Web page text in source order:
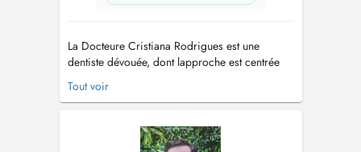
La Docteure Cristiana Rodrigues est une
dentiste dévouée, dont lapproche est centrée
sur le bien-être, le confort et la confiance de
ses patients. Elle se distingue par son sens du
accorde à chaque situation, en proposant des
soins de haute qualité adapté...
Tout voir